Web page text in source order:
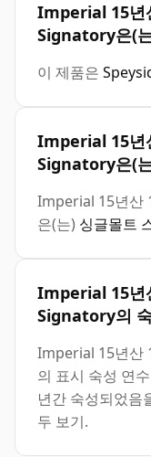
Imperial 15년
Signatory은(
이 제품은
Imperial 15년
Signatory은(
Imperial 15년산
은(는) 싱글몰트
Imperial 15년
Signatory의
Imperial 15년산
의 표시 숙성 연
년간 숙성되었음
두 보기.